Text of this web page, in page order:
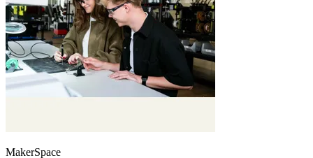
MakerSpace